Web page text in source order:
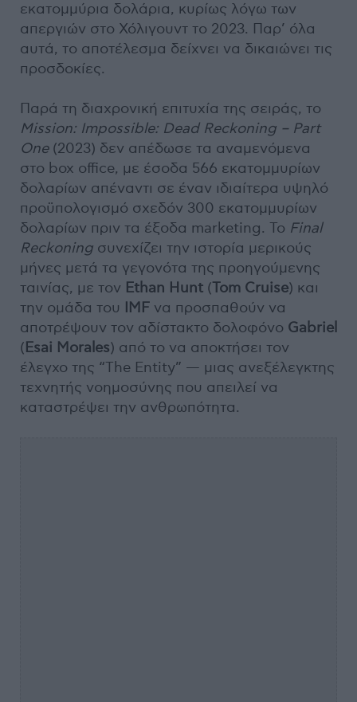
εκατομμύρια δολάρια, κυρίως λόγω των
απεργιών στο Χόλιγουντ το 2023. Παρ’ όλα
αυτά, το αποτέλεσμα δείχνει να δικαιώνει τις
προσδοκίες.
Παρά τη διαχρονική επιτυχία της σειράς, το
Mission: Impossible: Dead Reckoning – Part
One(2023) δεν απέδωσε τα αναμενόμενα
στο box office, με έσοδα 566 εκατομμυρίων
δολαρίων απέναντι σε έναν ιδιαίτερα υψηλό
προϋπολογισμό σχεδόν 300 εκατομμυρίων
δολαρίων πριν τα έξοδα marketing. Το Final
Reckoning συνεχίζει την ιστορία μερικούς
μήνες μετά τα γεγονότα της προηγούμενης
ταινίας, με τον Ethan Hunt (Tom Cruise) και
την ομάδα του IMF να προσπαθούν να
αποτρέψουν τον αδίστακτο δολοφόνο Gabriel
(Esai Morales) από το να αποκτήσει τον
έλεγχο της “The Entity” — μιας ανεξέλεγκτης
τεχνητής νοημοσύνης που απειλεί να
καταστρέψει την ανθρωπότητα.